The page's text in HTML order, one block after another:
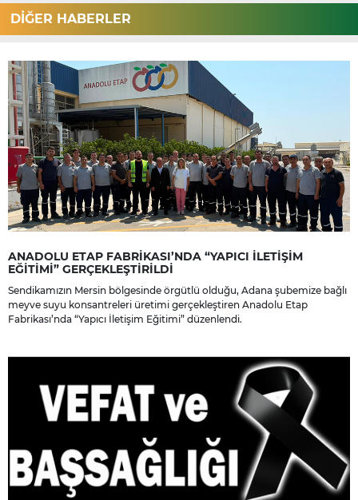
DİĞER HABERLER
ANADOLU ETAP FABRİKASI’NDA “YAPICI İLETİŞİM
EĞİTİMİ” GERÇEKLEŞTİRİLDİ
Sendikamızın Mersin bölgesinde örgütlü olduğu, Adana şubemize bağlı
meyve suyu konsantreleri üretimi gerçekleştiren Anadolu Etap
Fabrikası’nda “Yapıcı İletişim Eğitimi” düzenlendi.